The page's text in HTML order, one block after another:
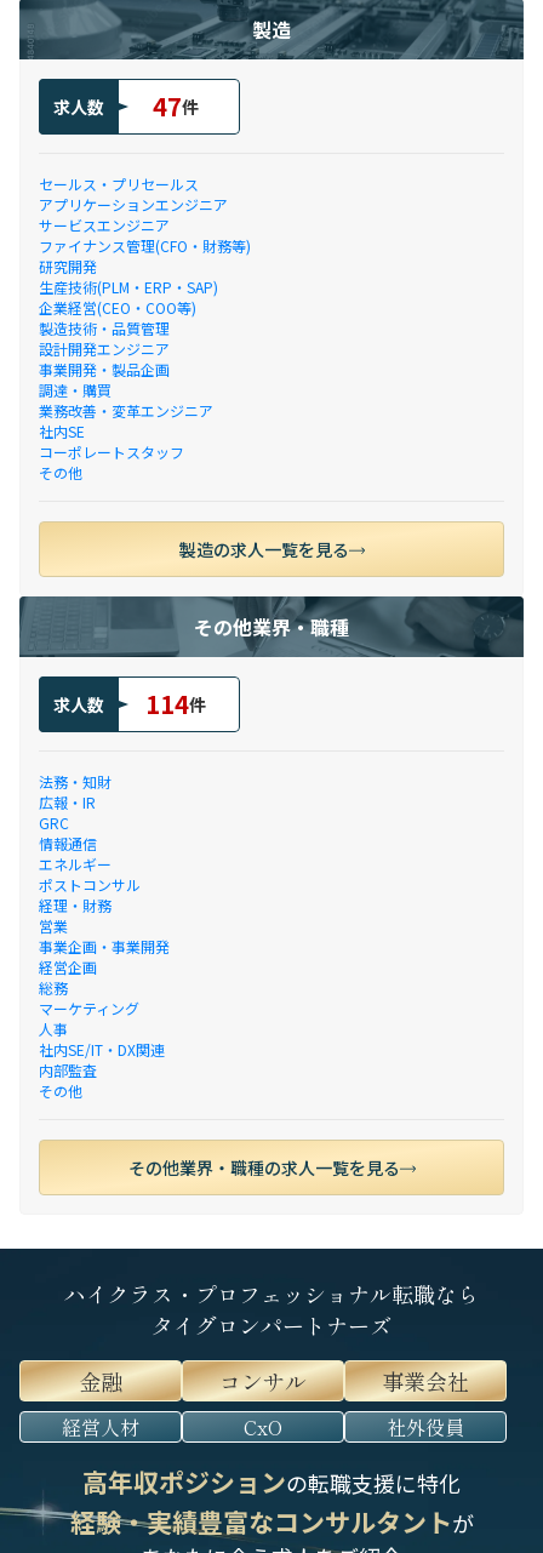
製造
求人数 47件
セールス・プリセールス
アプリケーションエンジニア
サービスエンジニア
ファイナンス管理(CFO・財務等)
研究開発
生産技術(PLM・ERP・SAP)
企業経営(CEO・COO等)
製造技術・品質管理
設計開発エンジニア
事業開発・製品企画
調達・購買
業務改善・変革エンジニア
社内SE
コーポレートスタッフ
その他
製造の求人一覧を見る
その他業界・職種
求人数 114件
法務・知財
広報・IR
GRC
情報通信
エネルギー
ポストコンサル
経理・財務
営業
事業企画・事業開発
経営企画
総務
マーケティング
人事
社内SE/IT・DX関連
内部監査
その他
その他業界・職種の求人一覧を見る
ハイクラス・プロフェッショナル転職なら
タイグロンパートナーズ
金融
コンサル 事業会社
経営人材 CxO 社外役員
高年収ポジションの転職支援に特化
経験・実績豊富なコンサルタントが